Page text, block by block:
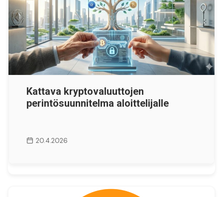
Kattava kryptovaluuttojen
perintösuunnitelma aloittelijalle
20.4.2026